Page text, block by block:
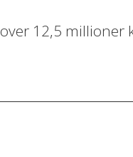
12,5 millioner